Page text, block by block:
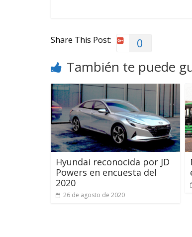
Share This Post: 0
También te puede
Hyundai reconocida por JD
Powers en encuesta del
2020
26 de agosto de 2020